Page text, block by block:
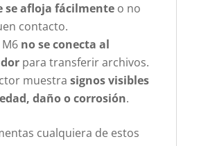
se afloja fácilmenteo no
contacto.
M6 no se conecta al
para transferir archivos.
muestra signos visibles
daño o corrosión.
cualquiera de estos